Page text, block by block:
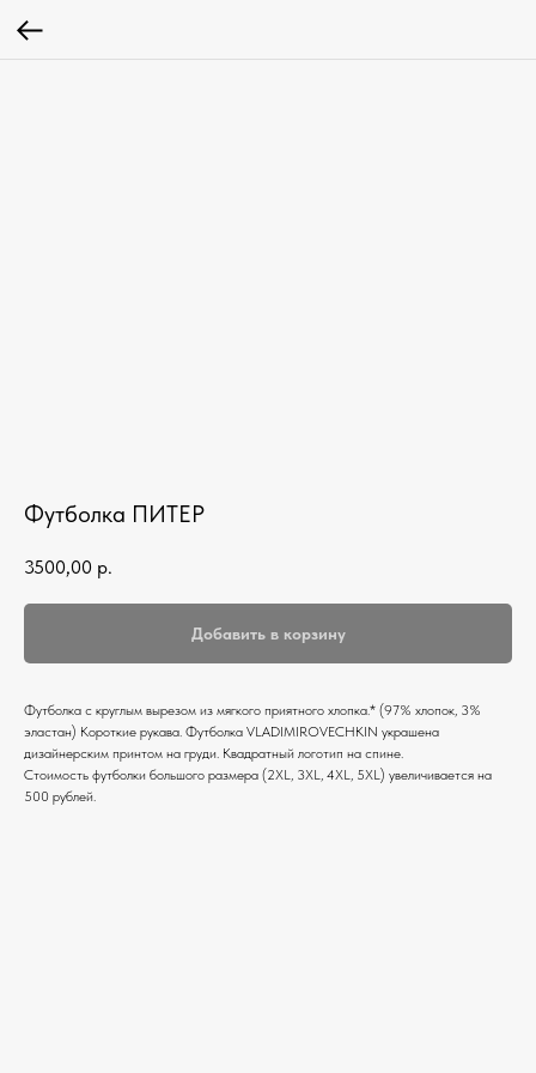
Футболка ПИТЕР
3500,00 р.
Добавить в корзину
Футболка c круглым вырезом из мягкого приятного хлопка.* (97% хлопок, 3%
эластан) Короткие рукава. Футболка VLADIMIROVECHKIN украшена
дизайнерским принтом на груди. Квадратный логотип на спине.
Стоимость футболки большого размера (2XL, 3XL, 4XL, 5XL) увеличивается на
500 рублей.